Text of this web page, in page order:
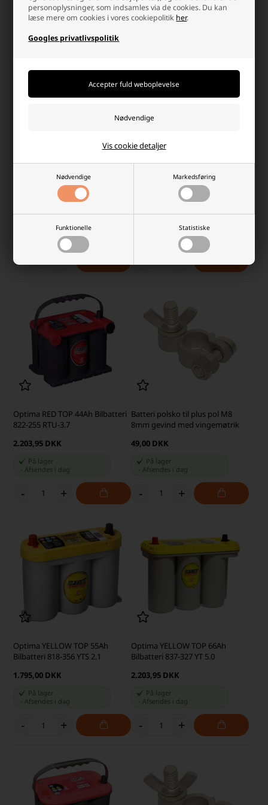
personoplysninger, som indsamles via de cookies. Du kan
læse mere om cookies i vores cookiepolitik her.
Googles privatlivspolitik
Nødvendige Markedsføring
Funktionelle Statistiske
Vis cookie detaljer
Afsendesi dag
-Afsendes i dag
Optima RED TOP 44Ah Bilbatteri
835-255 RTR-3.7
i dag
- +
Optima YELLOW TOP 38Ah
Bilbatteri 873-176 YT R-2.7
i dag
- +
Optima RED TOP 44Ah Bilbatteri
822-255 RTU-3.7
2.203,95 DKK
På lager
Afsendes i dag
- +
Batteri polsko til plus pol M8
8mm gevind med vingemøtrik
49,00 DKK
På lager
Afsendes i dag
- +
Optima YELLOW TOP 55Ah
Bilbatteri 818-356 YTS 2.1
1.795,00 DKK
På lager
-Afsendes i dag
- +
Optima YELLOW TOP 66Ah
Bilbatteri 837-327 YT 5.0
2.203,95 DKK
På lager
Afsendes i dag
- +